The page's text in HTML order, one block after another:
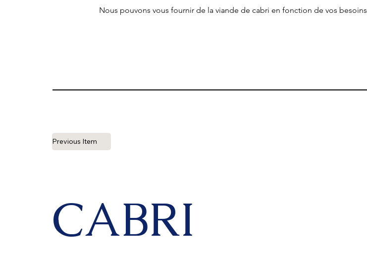
Nous pouvons vous fournir de la viande de cabri en fonction de vos besoins
Previous Item
CABRI